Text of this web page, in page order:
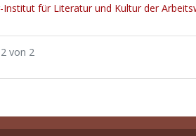
Institut für Literatur und Kultur der
von 2